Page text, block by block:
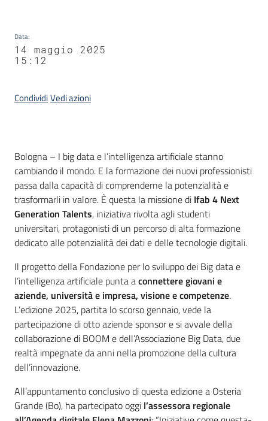
Data:
14 maggio 2025
15:12
CondividiVedi azioni
Contenuto
Bologna – I big data e l’intelligenza artificiale stanno
cambiando il mondo. E la formazione dei nuovi professionisti
passa dalla capacità di comprenderne la potenzialità e
trasformarli in valore. È questa la missione di Ifab 4 Next
Generation Talents, iniziativa rivolta agli studenti
universitari, protagonisti di un percorso di alta formazione
dedicato alle potenzialità dei dati e delle tecnologie digitali.
Il progetto della Fondazione per lo sviluppo dei Big data e
l’intelligenza artificiale punta aconnettere giovani e
aziende, università e impresa, visione e competenze.
L’edizione 2025, partita lo scorso gennaio, vede la
partecipazione di otto aziende sponsor e si avvale della
collaborazione di BOOM e dell’Associazione Big Data, due
realtà impegnate da anni nella promozione della cultura
dell’innovazione.
All’appuntamento conclusivo di questa edizione a Osteria
Grande (Bo), ha partecipato oggi l’assessora regionale